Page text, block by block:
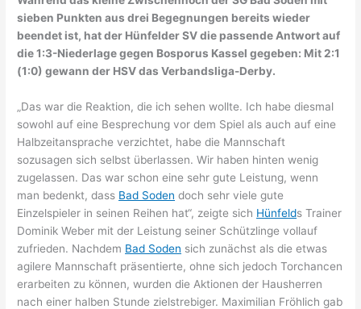
sieben Punkten aus drei Begegnungen bereits wieder
beendet ist, hat der Hünfelder SV die passende Antwort auf
die 1:3-Niederlage gegen Bosporus Kassel gegeben: Mit 2:1
(1:0) gewann der HSV das Verbandsliga-Derby.
„Das war die Reaktion, die ich sehen wollte. Ich habe diesmal
sowohl auf eine Besprechung vor dem Spiel als auch auf eine
Halbzeitansprache verzichtet, habe die Mannschaft
sozusagen sich selbst überlassen. Wir haben hinten wenig
zugelassen. Das war schon eine sehr gute Leistung, wenn
man bedenkt, dass Bad Soden doch sehr viele gute
Einzelspieler in seinen Reihen hat“, zeigte sich Hünfelds Trainer
Dominik Weber mit der Leistung seiner Schützlinge vollauf
zufrieden. Nachdem Bad Soden sich zunächst als die etwas
agilere Mannschaft präsentierte, ohne sich jedoch Torchancen
erarbeiten zu können, wurden die Aktionen der Hausherren
nach einer halben Stunde zielstrebiger. Maximilian Fröhlich gab